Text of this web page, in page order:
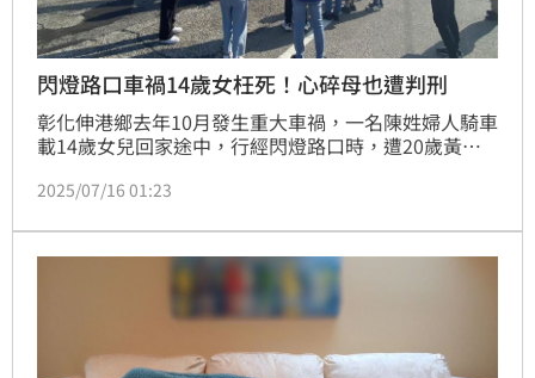
閃燈路口車禍14歲女枉死！心碎母也遭判刑
彰化伸港鄉去年10月發生重大車禍，一名陳姓婦人騎車
載14歲女兒回家途中，行經閃燈路口時，遭20歲黃姓
嚴重，搶救7天後不治。法院審理認為，車禍肇事主因
判黃男10月徒刑；另外，陳姓婦人因行經閃黃燈路口未
減速，也被依過失致死罪判2月徒刑、緩刑2年；全案可
2025/07/16 01:23